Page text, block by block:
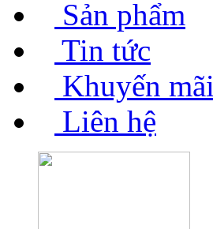
Sản phẩm
Tin tức
Khuyến mãi
Liên hệ